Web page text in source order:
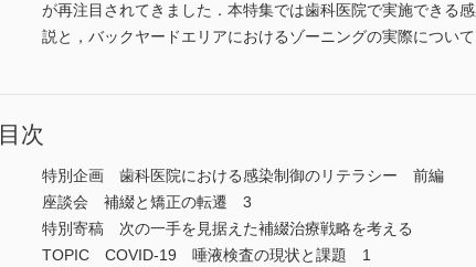
が再注目されてきました．本特集では歯科医院で実施できる
説と，バックヤードエリアにおけるゾーニングの実際につい
目次
特別企画 歯科医院における感染制御のリテラシー 前編
座談会 補綴と矯正の転遷 3
特別寄稿 次の一手を見据えた補綴治療戦略を考える
TOPIC COVID-19 唾液検査の現状と課題 1